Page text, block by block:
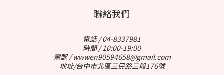
聯絡我們
電話 / 04-8337981
時間 / 10:00-19:00
電郵 / wwwen90594658@gmail.com
地址/台中市北區三民路三段176號